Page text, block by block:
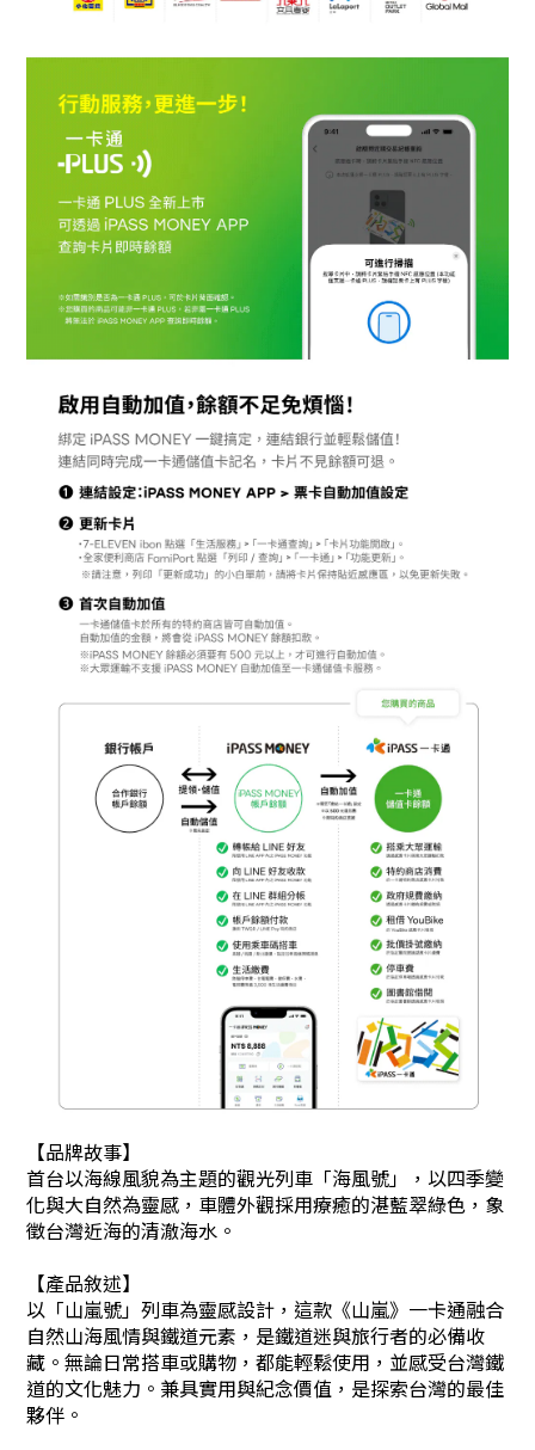
【品牌故事】
首台以海線風貌為主題的觀光列車「海風號」， 以四季變
化與大自然為靈感，車體外觀採用療癒的湛藍翠綠色，象
徵台灣近海的清澈海水。
【產品敘述】
以「山嵐號」列車為靈感設計，這款《山嵐》一卡通融合
自然山海風情與鐵道元素，是鐵道迷與旅行者的必備收
藏。無論日常搭車或購物，都能輕鬆使用，並感受台灣鐵
道的文化魅力。兼具實用與紀念價值，是探索台灣的最佳
夥伴。